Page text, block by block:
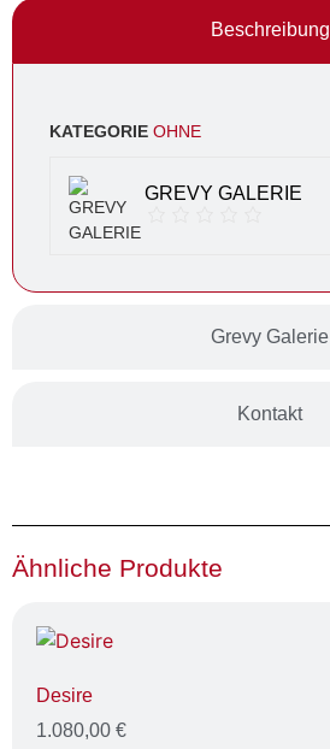
Beschreibung
Grevy Galerie
Kontakt
KATEGORIE OHNE
GREVY GALERIE
Ähnliche Produkte
Desire
1.080,00 €